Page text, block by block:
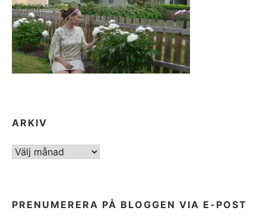
ARKIV
ARKIV
PRENUMERERA PÅ BLOGGEN VIA E-POST